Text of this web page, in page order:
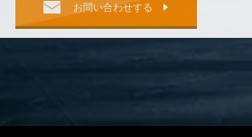
お問い合わせする